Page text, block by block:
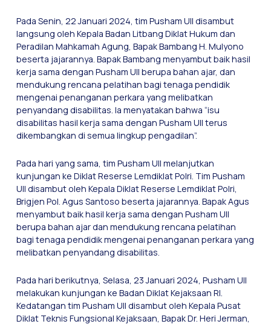
Pada Senin, 22 Januari 2024, tim Pusham UII disambut
langsung oleh Kepala Badan Litbang Diklat Hukum dan
Peradilan Mahkamah Agung, Bapak Bambang H. Mulyono
beserta jajarannya. Bapak Bambang menyambut baik hasil
kerja sama dengan Pusham UII berupa bahan ajar, dan
mendukung rencana pelatihan bagi tenaga pendidik
mengenai penanganan perkara yang melibatkan
penyandang disabilitas. Ia menyatakan bahwa “isu
disabilitas hasil kerja sama dengan Pusham UII terus
dikembangkan di semua lingkup pengadilan”.
Pada hari yang sama, tim Pusham UII melanjutkan
kunjungan ke Diklat Reserse Lemdiklat Polri. Tim Pusham
UII disambut oleh Kepala Diklat Reserse Lemdiklat Polri,
Brigjen Pol. Agus Santoso beserta jajarannya. Bapak Agus
menyambut baik hasil kerja sama dengan Pusham UII
berupa bahan ajar dan mendukung rencana pelatihan
bagi tenaga pendidik mengenai penanganan perkara yang
melibatkan penyandang disabilitas.
Pada hari berikutnya, Selasa, 23 Januari 2024, Pusham UII
melakukan kunjungan ke Badan Diklat Kejaksaan RI.
Kedatangan tim Pusham UII disambut oleh Kepala Pusat
Diklat Teknis Fungsional Kejaksaan, Bapak Dr. Heri Jerman,